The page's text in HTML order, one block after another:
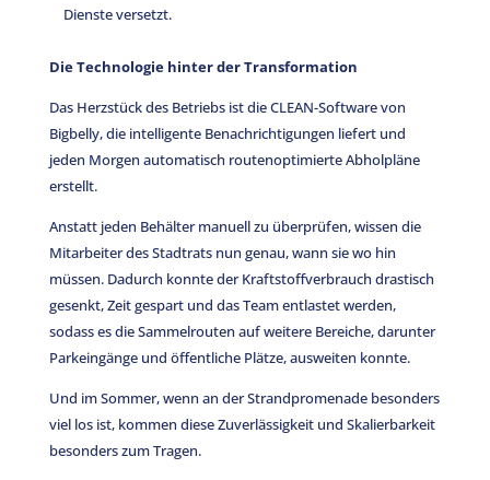
Dienste versetzt.
Die Technologie hinter der Transformation
Das Herzstück des Betriebs ist die CLEAN-Software von
Bigbelly, die intelligente Benachrichtigungen liefert und
jeden Morgen automatisch routenoptimierte Abholpläne
erstellt.
Anstatt jeden Behälter manuell zu überprüfen, wissen die
Mitarbeiter des Stadtrats nun genau, wann sie wo hin
müssen. Dadurch konnte der Kraftstoffverbrauch drastisch
gesenkt, Zeit gespart und das Team entlastet werden,
sodass es die Sammelrouten auf weitere Bereiche, darunter
Parkeingänge und öffentliche Plätze, ausweiten konnte.
Und im Sommer, wenn an der Strandpromenade besonders
viel los ist, kommen diese Zuverlässigkeit und Skalierbarkeit
besonders zum Tragen.